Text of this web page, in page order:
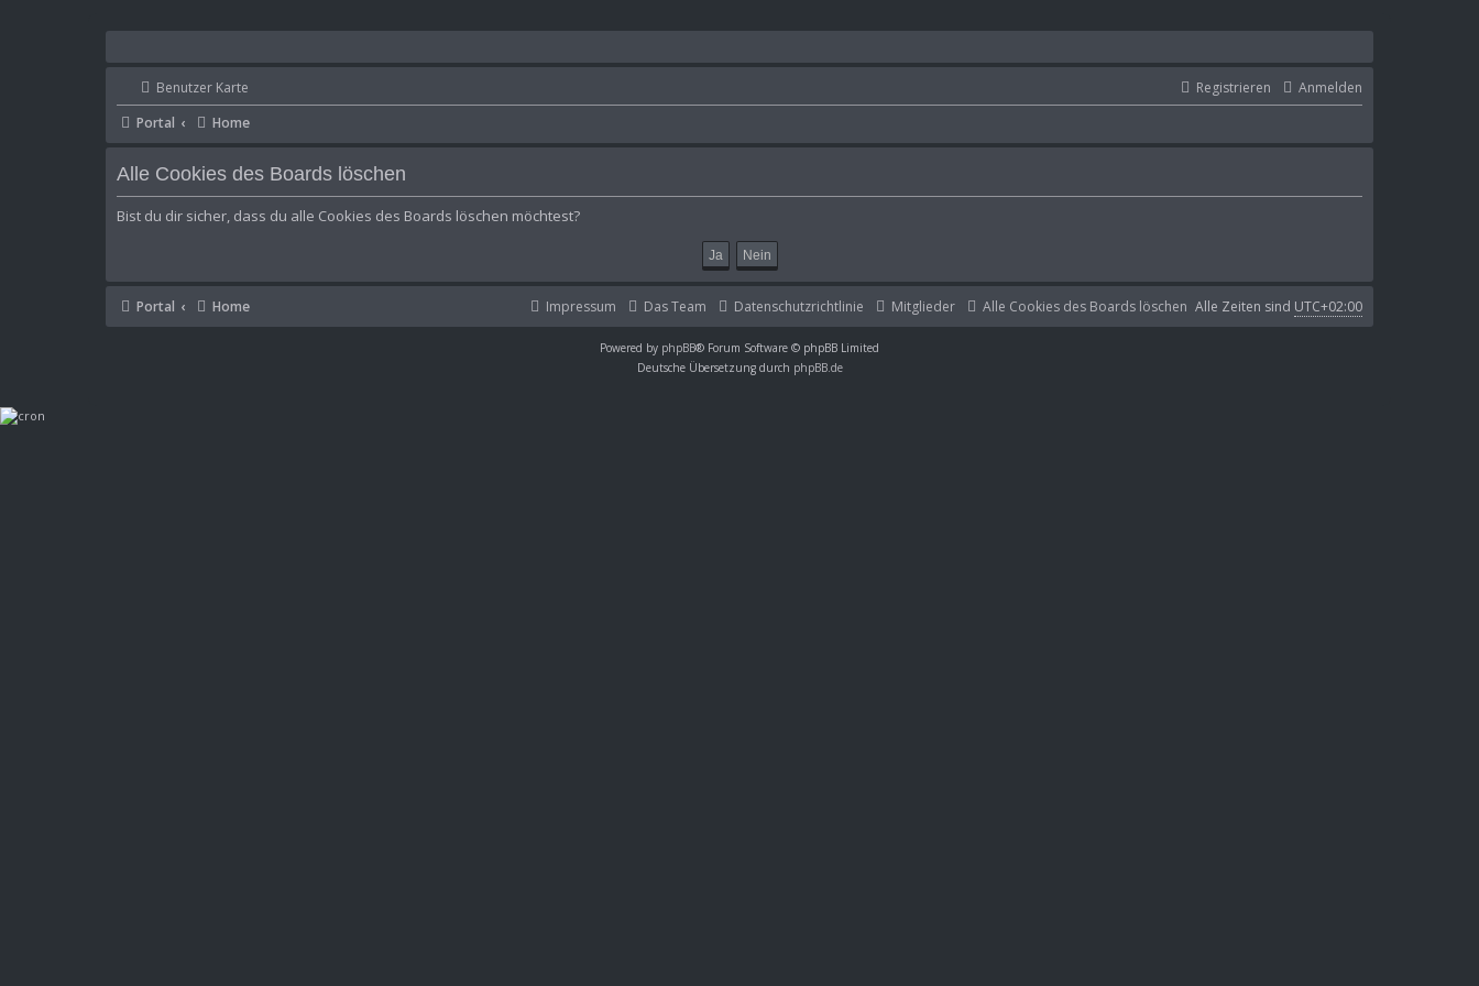
Benutzer Karte Anmelden
Registrieren
Portal
Home
Alle Cookies des Boards löschen
Bist du dir sicher, dass du alle Cookies des Boards löschen möchtest?
Portal Home Alle Zeiten sind UTC+02:00
Alle Cookies des Boards löschen
Mitglieder
Datenschutzrichtlinie
Das Team
Impressum
Powered by phpBB® Forum Software © phpBB Limited
Deutsche Übersetzung durch phpBB.de